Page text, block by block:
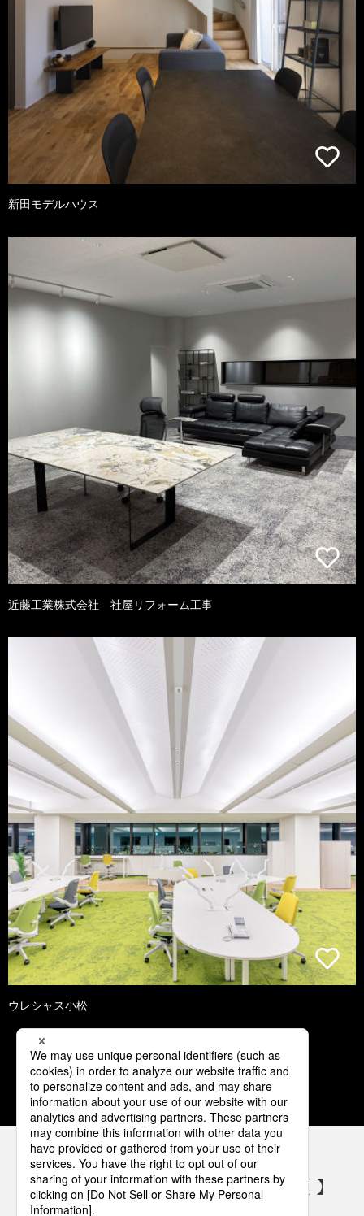
新田モデルハウス
近藤工業株式会社 社屋リフォーム工事
ウレシャス小松
1 2 3 4 5
パナソニックの電気設備 SNSアカウント